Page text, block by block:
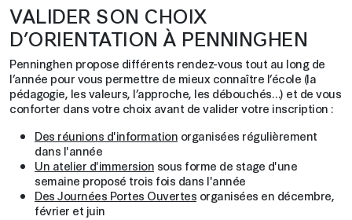
VALIDER SON CHOIX
D’ORIENTATION À PENNINGHEN
Penninghen propose différents rendez-vous tout au long de
l’année pour vous permettre de mieux connaître l’école (la
pédagogie, les valeurs, l’approche, les débouchés…) et de vous
conforter dans votre choix avant de valider votre inscription :
Des réunions d'information organisées régulièrement
dans l'année
Un atelier d'immersion sous forme de stage d'une
semaine proposé trois fois dans l'année
Des Journées Portes Ouvertes organisées en décembre,
février et juin